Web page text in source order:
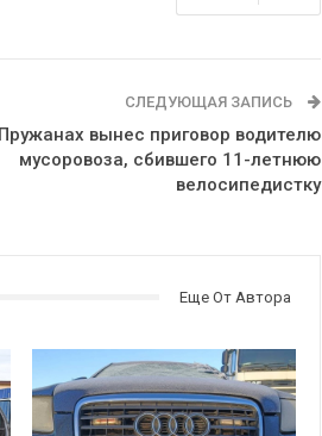
СЛЕДУЮЩАЯ ЗАПИСЬ
вынес приговор водителю
мусоровоза, сбившего 11-летнюю
велосипедистку
Еще От Автора